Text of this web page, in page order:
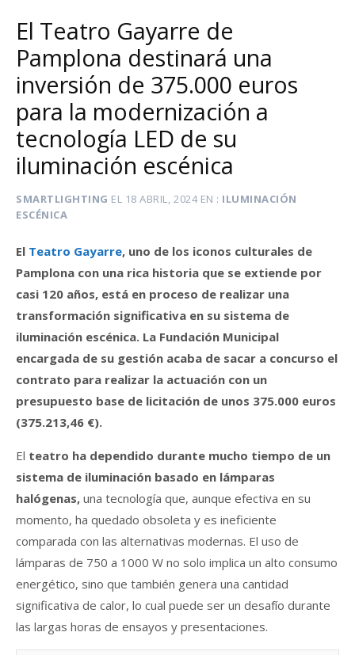
El Teatro Gayarre de
Pamplona destinará una
inversión de 375.000 euros
para la modernización a
tecnología LED de su
iluminación escénica
SMARTLIGHTING EL 18 ABRIL, 2024EN
ILUMINACIÓN
ESCÉNICA
El Teatro Gayarre, uno de los iconos culturales de
Pamplona con una rica historia que se extiende por
casi 120 años, está en proceso de realizar una
transformación significativa en su sistema de
iluminación escénica. La Fundación Municipal
encargada de su gestión acaba de sacar a concurso el
contrato para realizar la actuación con un
presupuesto base de licitación de unos 375.000 euros
(375.213,46 €).
El teatro ha dependido durante mucho tiempo de un
sistema de iluminación basado en lámparas
halógenas, una tecnología que, aunque efectiva en su
momento, ha quedado obsoleta y es ineficiente
comparada con las alternativas modernas. El uso de
lámparas de 750 a 1000 W no solo implica un alto consumo
energético, sino que también genera una cantidad
significativa de calor, lo cual puede ser un desafío durante
las largas horas de ensayos y presentaciones.